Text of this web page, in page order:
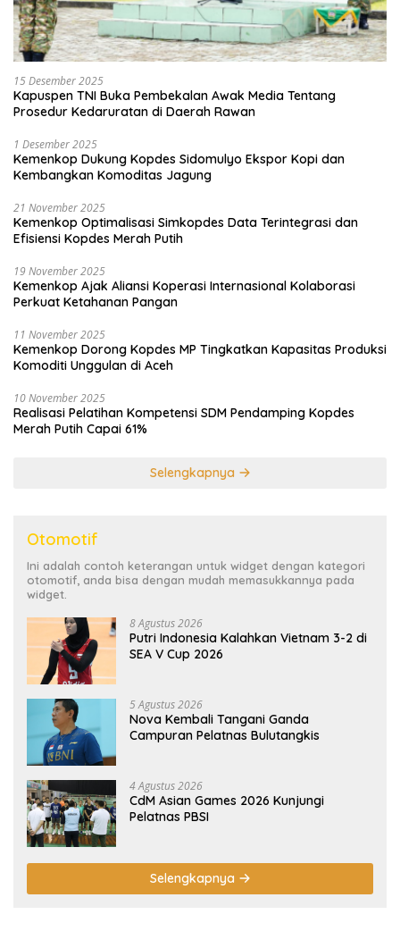
15 Desember 2025
Kapuspen TNI Buka Pembekalan Awak Media Tentang
Prosedur Kedaruratan di Daerah Rawan
1 Desember 2025
Kemenkop Dukung Kopdes Sidomulyo Ekspor Kopi dan
Kembangkan Komoditas Jagung
21 November 2025
Kemenkop Optimalisasi Simkopdes Data Terintegrasi dan
Efisiensi Kopdes Merah Putih
19 November 2025
Kemenkop Ajak Aliansi Koperasi Internasional Kolaborasi
Perkuat Ketahanan Pangan
11 November 2025
Kemenkop Dorong Kopdes MP Tingkatkan Kapasitas Produksi
Komoditi Unggulan di Aceh
10 November 2025
Realisasi Pelatihan Kompetensi SDM Pendamping Kopdes
Merah Putih Capai 61%
Selengkapnya
Otomotif
Ini adalah contoh keterangan untuk widget dengan kategori
otomotif, anda bisa dengan mudah memasukkannya pada
widget.
8 Agustus 2026
Putri Indonesia Kalahkan Vietnam 3-2 di
SEA V Cup 2026
5 Agustus 2026
Nova Kembali Tangani Ganda
Campuran Pelatnas Bulutangkis
4 Agustus 2026
CdM Asian Games 2026 Kunjungi
Pelatnas PBSI
Selengkapnya